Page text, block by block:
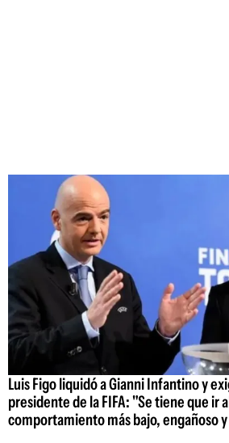
Luis Figo liquidó a Gianni Infantino y
presidente de la FIFA: "Se tiene que ir
comportamiento más bajo, engañoso